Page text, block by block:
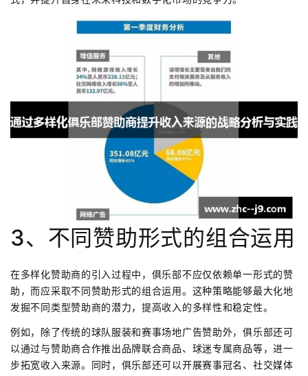
3、不同赞助形式的组合运用
在多样化赞助商的引入过程中，俱乐部不应仅依赖单一形式的赞
助，而应采取不同赞助形式的组合运用。这种策略能够最大化地
发掘不同类型赞助商的潜力，提高收入的多样性和稳定性。
例如，除了传统的球队服装和赛事场地广告赞助外，俱乐部还可
以通过与赞助商合作推出品牌联合商品、球迷专属商品等，进一
步拓宽收入来源。同时，俱乐部还可以开展赛事冠名、社交媒体